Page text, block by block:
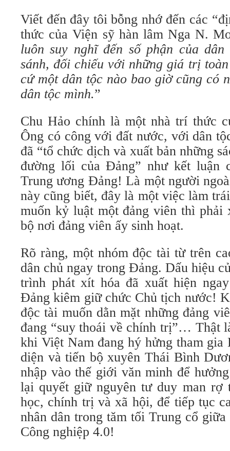
Viết đến đây tôi bỗng nhớ đến các
thức của Viện sỹ hàn lâm Nga N.
luôn suy nghĩ đến số phận của
sánh, đối chiếu với những giá trị
cứ một dân tộc nào bao giờ cũng có
dân tộc mình.”
Chu Hảo chính là một nhà trí thức
Ông có công với đất nước, với dân
đã “tổ chức dịch và xuất bản những
đường lối của Đảng” như kết luận
Trung ương Đảng! Là một người
này cũng biết, đây là một việc làm
muốn kỷ luật một đảng viên thì phải
bộ nơi đảng viên ấy sinh hoạt.
Rõ ràng, một nhóm độc tài từ trên
dân chủ ngay trong Đảng. Dấu hiệu
trình phát xít hóa đã xuất hiện
Đảng kiêm giữ chức Chủ tịch nước!
độc tài muốn dằn mặt những đảng
đang “suy thoái về chính trị”… Thật
khi Việt Nam đang hý hửng tham gia
diện và tiến bộ xuyên Thái Bình
nhập vào thế giới văn minh để
lại quyết giữ nguyên tư duy man rợ
học, chính trị và xã hội, để tiếp tục
nhân dân trong tăm tối Trung cổ
Công nghiệp 4.0!